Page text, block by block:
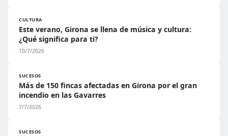
CULTURA
Este verano, Girona se llena de música y cultura:
¿Qué significa para ti?
10/7/2026
SUCESOS
Más de 150 fincas afectadas en Girona por el gran
incendio en las Gavarres
7/7/2026
SUCESOS